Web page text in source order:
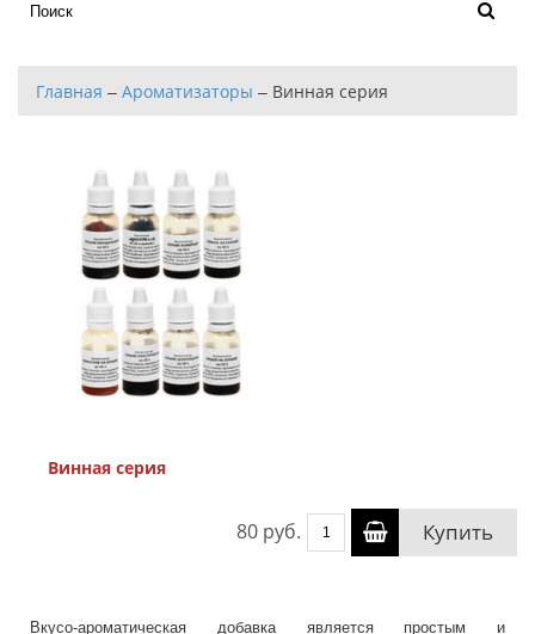
Главная – Ароматизаторы – Винная серия
Винная серия
80 руб. Купить
Вкусо-ароматическая добавка является простым и